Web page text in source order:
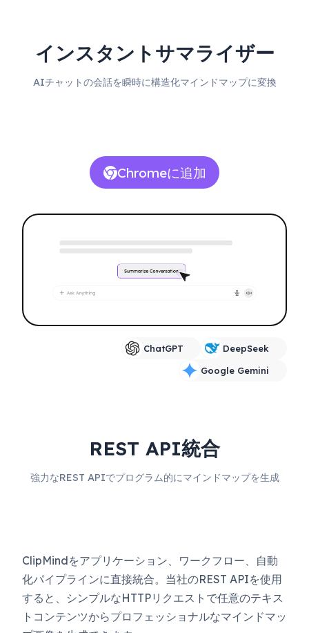
インスタントサマライザー
AIチャットの会話を瞬時に構造化マインドマップに変換
Chromeに追加
ChatGPT
DeepSeek
Google Gemini
REST API統合
強力なREST APIでプログラム的にマインドマップを生成
ClipMindをアプリケーション、ワークフロー、自動
化パイプラインに直接統合。当社のREST APIを使用
すると、シンプルなHTTPリクエストで任意のテキス
トコンテンツからプロフェッショナルなマインドマッ